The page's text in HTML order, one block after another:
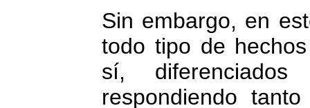
Sin embargo, en
todo tipo de
sí, diferenciados
respondiendo